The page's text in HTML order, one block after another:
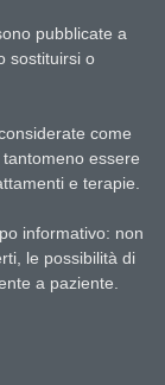
pubblicate a
sostituirsi o
come
essere
e terapie.
informativo: non
le possibilità di
a paziente.